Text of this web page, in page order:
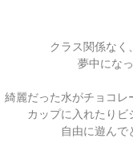
クラス関係なく
夢中にな
綺麗だった水がチョコレ
カップに入れたり
自由に遊んで